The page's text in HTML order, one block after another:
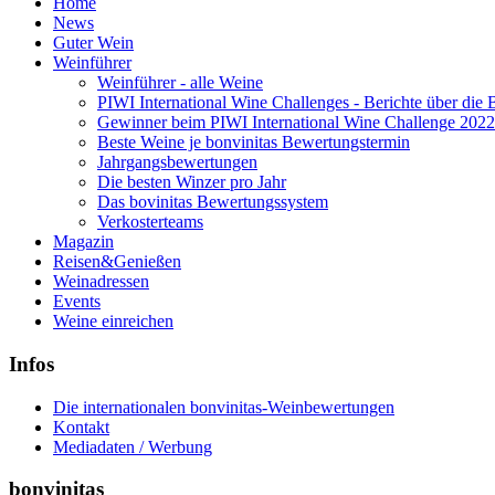
News
Guter Wein
Weinführer
Weinführer - alle Weine
PIWI International Wine Challenges - Berichte über die
Gewinner beim PIWI International Wine Challenge 2022
Beste Weine je bonvinitas Bewertungstermin
Jahrgangsbewertungen
Die besten Winzer pro Jahr
Das bovinitas Bewertungssystem
Verkosterteams
Magazin
Reisen&Genießen
Weinadressen
Events
Weine einreichen
Infos
Die internationalen bonvinitas-Weinbewertungen
Kontakt
Mediadaten / Werbung
bonvinitas